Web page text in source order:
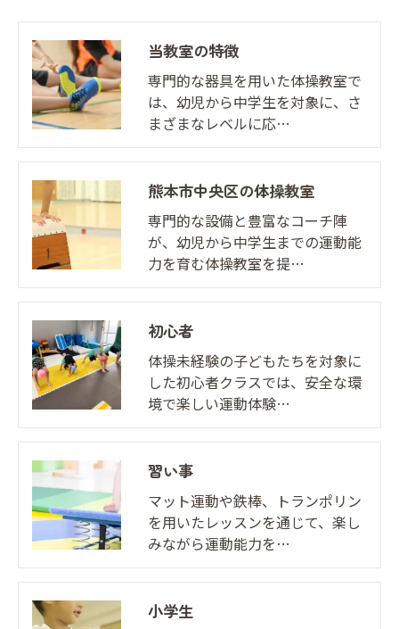
当教室の特徴
専門的な器具を用いた体操教室で
は、幼児から中学生を対象に、さ
まざまなレベルに応…
熊本市中央区の体操教室
専門的な設備と豊富なコーチ陣
が、幼児から中学生までの運動能
力を育む体操教室を提…
初心者
体操未経験の子どもたちを対象に
した初心者クラスでは、安全な環
境で楽しい運動体験…
習い事
マット運動や鉄棒、トランポリン
を用いたレッスンを通じて、楽し
みながら運動能力を…
小学生